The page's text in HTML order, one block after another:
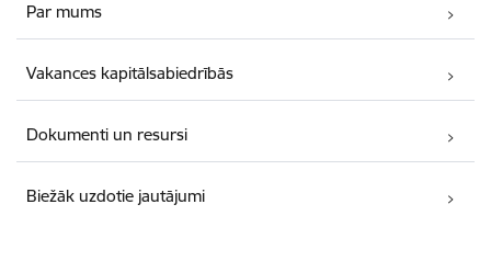
Par mums
Vakances kapitālsabiedrībās
Dokumenti un resursi
Biežāk uzdotie jautājumi